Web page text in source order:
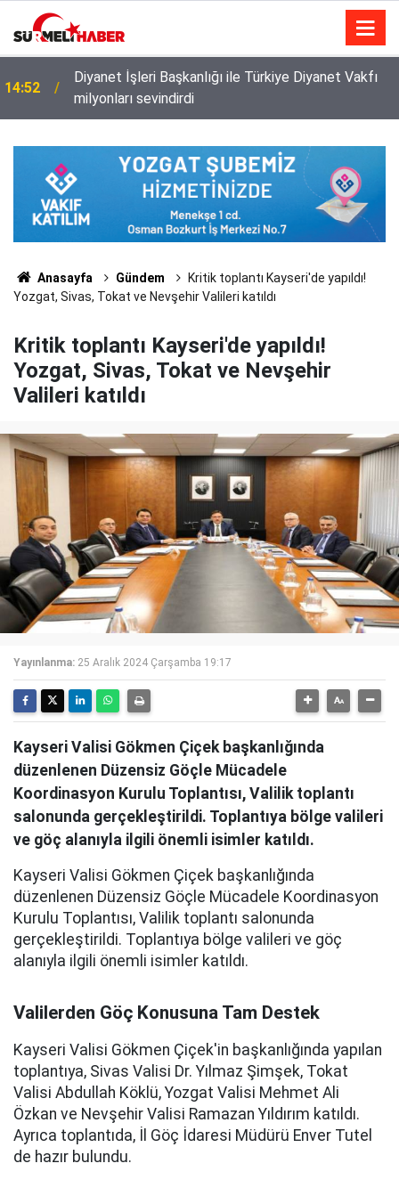
14:52
Diyanet İşleri Başkanlığı ile Türkiye Diyanet Vakfı
milyonları sevindirdi
Anasayfa Gündem
Kritik toplantı Kayseri'de yapıldı!
Yozgat, Sivas, Tokat ve Nevşehir Valileri katıldı
Kritik toplantı Kayseri'de yapıldı!
Yozgat, Sivas, Tokat ve Nevşehir
Valileri katıldı
Yayınlanma: 25 Aralık 2024 Çarşamba 19:17
Kayseri Valisi Gökmen Çiçek başkanlığında
düzenlenen Düzensiz Göçle Mücadele
Koordinasyon Kurulu Toplantısı, Valilik toplantı
salonunda gerçekleştirildi. Toplantıya bölge valileri
ve göç alanıyla ilgili önemli isimler katıldı.
Kayseri Valisi Gökmen Çiçek başkanlığında
düzenlenen Düzensiz Göçle Mücadele Koordinasyon
Kurulu Toplantısı, Valilik toplantı salonunda
gerçekleştirildi. Toplantıya bölge valileri ve göç
alanıyla ilgili önemli isimler katıldı.
Valilerden Göç Konusuna Tam Destek
Kayseri Valisi Gökmen Çiçek'in başkanlığında yapılan
toplantıya, Sivas Valisi Dr. Yılmaz Şimşek, Tokat
Valisi Abdullah Köklü, Yozgat Valisi Mehmet Ali
Özkan ve Nevşehir Valisi Ramazan Yıldırım katıldı.
Ayrıca toplantıda, İl Göç İdaresi Müdürü Enver Tutel
de hazır bulundu.